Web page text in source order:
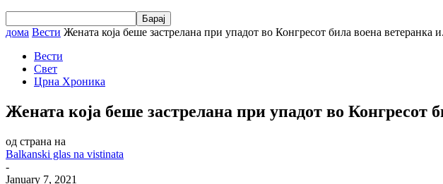
дома Вести Жената која беше застрелана при упадот во Конгресот била военa ветеранка
Вести
Свет
Црна Хроника
Жената која беше застрелана при упадот во Конгресот
од страна на
Balkanski glas na vistinata
-
January 7, 2021